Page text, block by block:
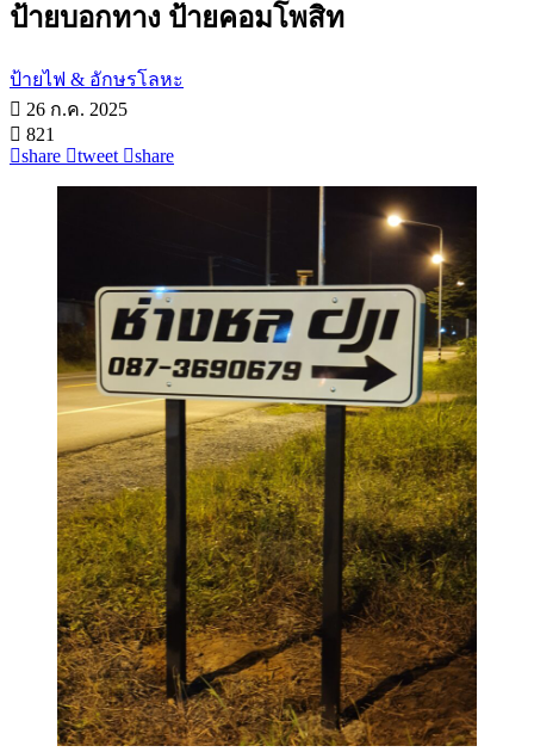
ป้ายบอกทาง ป้ายคอมโพสิท
ป้ายไฟ & อักษรโลหะ
26 ก.ค. 2025
821
share
tweet share